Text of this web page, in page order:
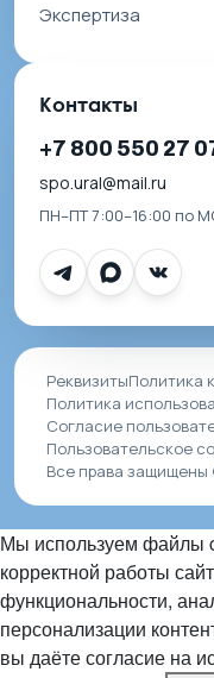
Экспертиза
Контакты
+7 800 550 27
spo.ural@mail.ru
ПН–ПТ 7:00–16:00 по
РеквизитыПолитика
Политика
Согласие
Пользовательское
Все права защищены
Мы используем файлы
корректной работы
функциональности,
персонализации
вы даёте согласие на